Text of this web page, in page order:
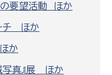
の要望活動 ほか
チ ほか
か
写真』展 ほか